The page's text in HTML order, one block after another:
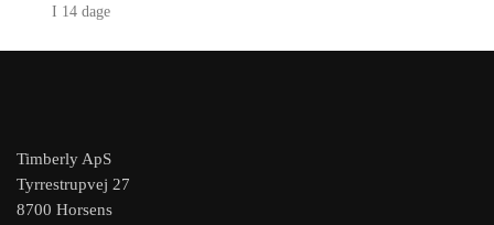
I 14 dage
Timberly ApS
Tyrrestrupvej 27
8700 Horsens